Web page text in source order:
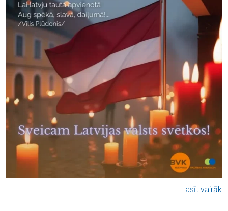
Lasīt vairāk